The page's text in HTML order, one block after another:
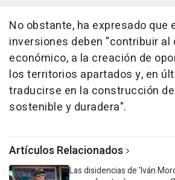
No obstante, ha expresado que
inversiones deben "contribuir
económico, a la creación de
los territorios apartados y, en
traducirse en la construcción
sostenible y duradera".
Artículos Relacionados
Las disidencias de 'Iván